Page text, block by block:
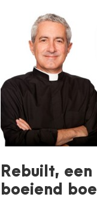
Rebuilt,
boeiend